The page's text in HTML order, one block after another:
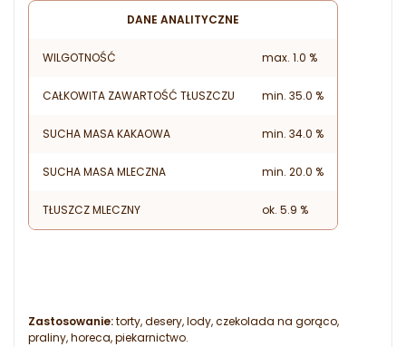
DANE ANALITYCZNE
WILGOTNOŚĆ max. 1.0 %
CAŁKOWITA ZAWARTOŚĆ TŁUSZCZU min. 35.0 %
SUCHA MASA KAKAOWA min. 34.0 %
SUCHA MASA MLECZNA min. 20.0 %
TŁUSZCZ MLECZNY ok. 5.9 %
Zastosowanie:torty, desery, lody, czekolada na gorąco,
praliny, horeca, piekarnictwo.